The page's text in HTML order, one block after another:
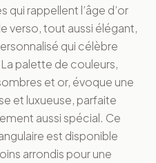
qui rappellent l’âge d’or
verso, tout aussi élégant,
qui célèbre
palette de couleurs,
et or, évoque une
et luxueuse, parfaite
aussi spécial. Ce
est disponible
arrondis pour une